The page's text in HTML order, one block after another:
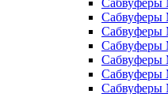
Сабвуферы
Сабвуферы
Сабвуферы
Сабвуферы
Сабвуферы
Сабвуферы
Сабвуферы